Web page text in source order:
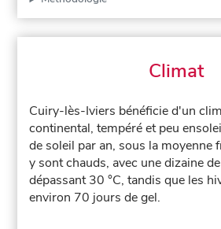
Climat
Cuiry-lès-Iviers bénéficie d'un
continental, tempéré et peu
de soleil par an, sous la moyenne
y sont chauds, avec une dizaine
dépassant 30 °C, tandis que les
environ 70 jours de gel.